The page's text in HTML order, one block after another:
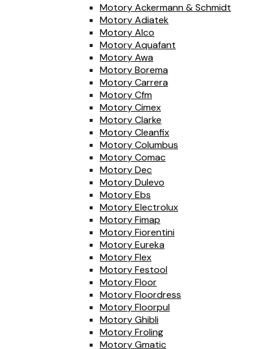
Motory Ackermann & Schmidt
Motory Adiatek
Motory Alco
Motory Aquafant
Motory Awa
Motory Borema
Motory Carrera
Motory Cfm
Motory Cimex
Motory Clarke
Motory Cleanfix
Motory Columbus
Motory Comac
Motory Dec
Motory Dulevo
Motory Ebs
Motory Electrolux
Motory Fimap
Motory Fiorentini
Motory Eureka
Motory Flex
Motory Festool
Motory Floor
Motory Floordress
Motory Floorpul
Motory Ghibli
Motory Froling
Motory Gmatic